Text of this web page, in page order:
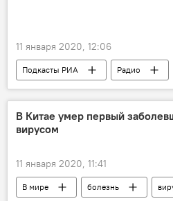
11 января 2020, 12:06
Подкасты РИА Радио
В Китае умер первый
вирусом
11 января 2020, 11:41
В мире болезнь